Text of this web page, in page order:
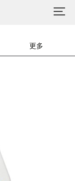
更多